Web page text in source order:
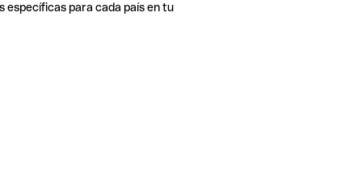
específicas para cada país en tu